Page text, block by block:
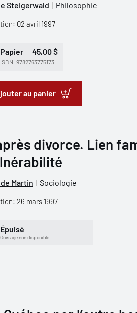
Steigerwald Philosophie
02 avril 1997
Papier 45,00 $
ISBN: 9782763775173
au panier
divorce. Lien
Martin Sociologie
26 mars 1997
Épuisé
Ouvrage non disponible